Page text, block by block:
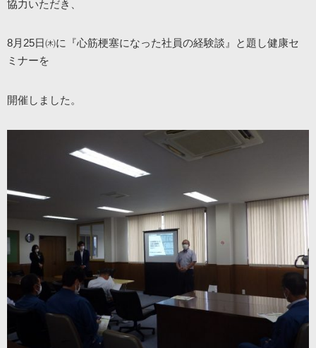
協力いただき、
8月25日㈭に『心筋梗塞になった社員の経験談』と題し健康セ
ミナーを
開催しました。